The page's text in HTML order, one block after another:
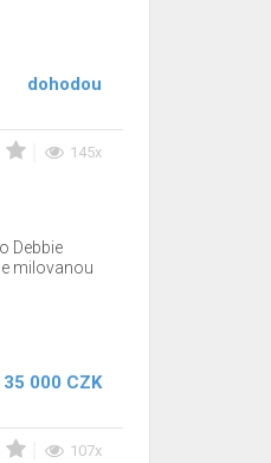
dohodou
145x
Debbie
milovanou
35 000 CZK
107x